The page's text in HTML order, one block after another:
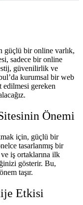
güçlü bir online varlık,
sadece bir online
güvenilirlik ve
kurumsal bir web
edilmesi gereken
Önemi
için, güçlü bir
tasarlanmış bir
iş ortaklarına ilk
gösterir. Bu,
taşır.
Etkisi